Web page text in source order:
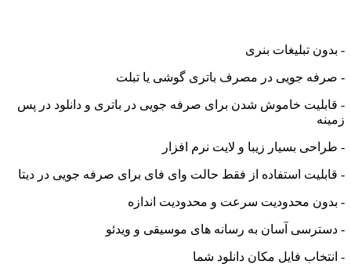
تبلیغات بنری
جویی در مصرف باتری گوشی یا تبلت
خاموش شدن برای صرفه جویی در باتری و دانلود در پس
بسیار زیبا و لایت نرم افزار
استفاده از فقط حالت وای فای برای صرفه جویی در دیتا
محدودیت سرعت و محدودیت اندازه
آسان به رسانه های موسیقی و ویدئو
فایل مکان دانلود شما